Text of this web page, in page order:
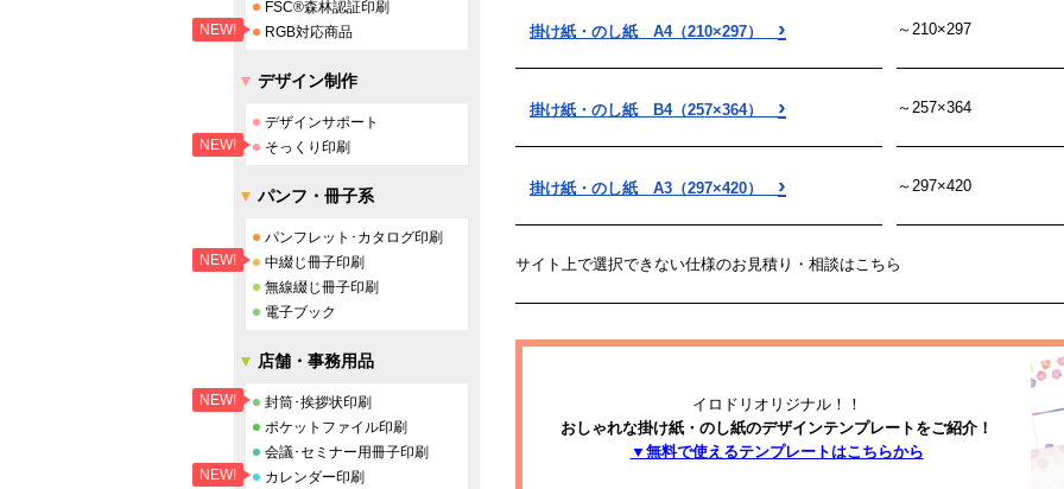
掛け紙・のし紙 A4（210×297） › ～210×297
掛け紙・のし紙 B4（257×364） › ～257×364
掛け紙・のし紙 A3（297×420） › ～297×420
サイト上で選択できない仕様のお見積り・相談はこちら
イロドリオリジナル！！
おしゃれな掛け紙・のし紙のデザインテンプレートをご紹介！
▼無料で使えるテンプレートはこちらから
FSC®森林認証印刷
NEW! RGB対応商品
デザイン制作
デザインサポート
NEW! そっくり印刷
パンフ・冊子系
パンフレット･カタログ印刷
NEW!
中綴じ冊子印刷
無線綴じ冊子印刷
電子ブック
店舗・事務用品
NEW!
封筒･挨拶状印刷
ポケットファイル印刷
会議･セミナー用冊子印刷
NEW!
カレンダー印刷